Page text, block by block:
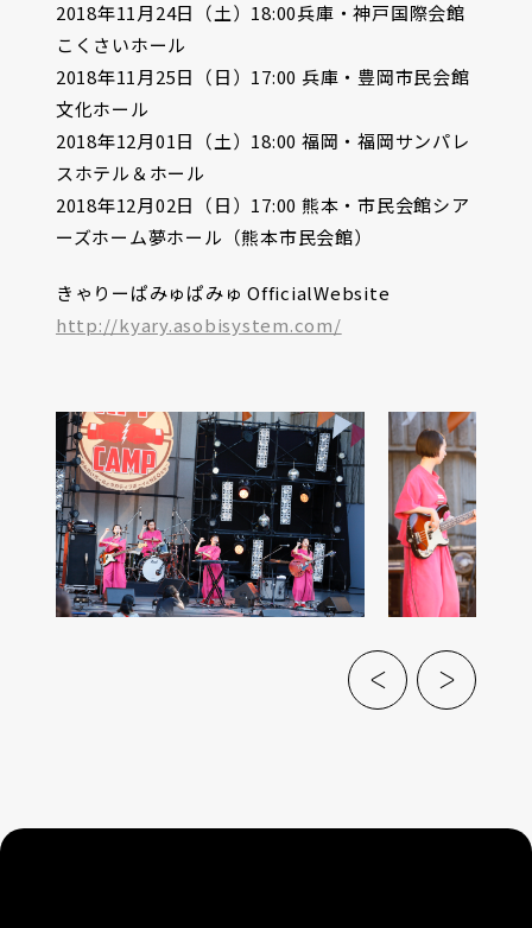
2018年11月24日（土）18:00兵庫・神戸国際会館
こくさいホール
2018年11月25日（日）17:00 兵庫・豊岡市民会館
文化ホール
2018年12月01日（土）18:00 福岡・福岡サンパレ
スホテル＆ホール
2018年12月02日（日）17:00 熊本・市民会館シア
ーズホーム夢ホール（熊本市民会館）
きゃりーぱみゅぱみゅ OfficialWebsite
http://kyary.asobisystem.com/